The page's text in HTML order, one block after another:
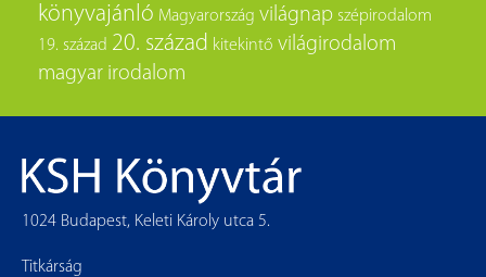
könyvajánló Magyarország világnap szépirodalom
19. század 20. század kitekintő világirodalom
magyar irodalom
1024 Budapest, Keleti Károly utca 5.
Titkárság